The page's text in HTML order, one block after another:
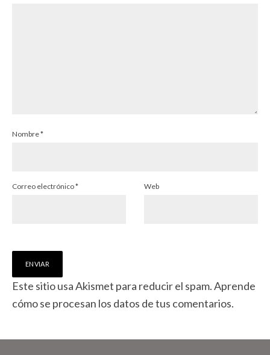
Nombre*
Correo electrónico* Web
Este sitio usa Akismet para reducir el spam.Aprende
cómo se procesan los datos de tus comentarios.